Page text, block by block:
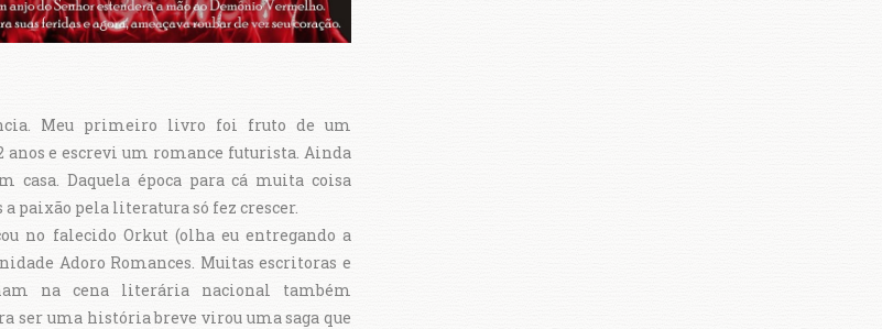
Meu primeiro livro foi fruto de um
anos e escrevi um romance futurista. Ainda
casa. Daquela época para cá muita coisa
paixão pela literatura só fez crescer.
no falecido Orkut (olha eu entregando a
Adoro Romances. Muitas escritoras e
na cena literária nacional também
ser uma história breve virou uma saga que